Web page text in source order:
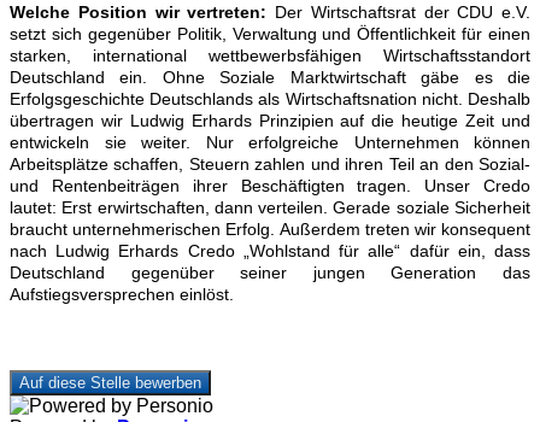
Welche Position wir vertreten: Der Wirtschaftsrat der CDU e.V.
setzt sich gegenüber Politik, Verwaltung und Öffentlichkeit für einen
starken, international wettbewerbsfähigen Wirtschaftsstandort
Deutschland ein. Ohne Soziale Marktwirtschaft gäbe es die
Erfolgsgeschichte Deutschlands als Wirtschaftsnation nicht. Deshalb
übertragen wir Ludwig Erhards Prinzipien auf die heutige Zeit und
entwickeln sie weiter. Nur erfolgreiche Unternehmen können
Arbeitsplätze schaffen, Steuern zahlen und ihren Teil an den Sozial-
und Rentenbeiträgen ihrer Beschäftigten tragen. Unser Credo
lautet: Erst erwirtschaften, dann verteilen. Gerade soziale Sicherheit
braucht unternehmerischen Erfolg. Außerdem treten wir konsequent
nach Ludwig Erhards Credo „Wohlstand für alle“ dafür ein, dass
Deutschland gegenüber seiner jungen Generation das
Aufstiegsversprechen einlöst.
Auf diese Stelle bewerben